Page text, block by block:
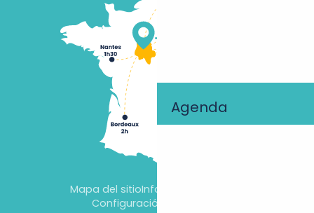
Agenda
Mapa del sitioInformación jurídica
Configuración de cookies